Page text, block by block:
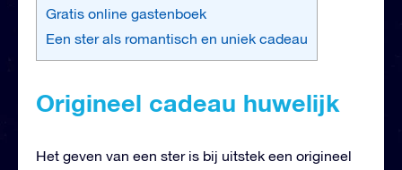
Gratis online gastenboek
Een ster als romantisch en uniek cadeau
Origineel cadeau huwelijk
Het geven van een ster is bij uitstek een origineel